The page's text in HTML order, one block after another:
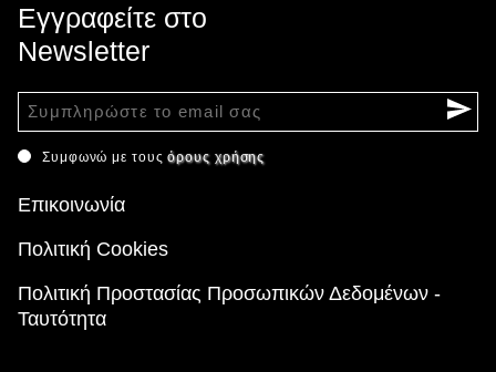
Εγγραφείτε στο
Newsletter
Συμφωνώ με τουςόρους χρήσης
Επικοινωνία
Πολιτική Cookies
Πολιτική Προστασίας Προσωπικών Δεδομένων -
Ταυτότητα